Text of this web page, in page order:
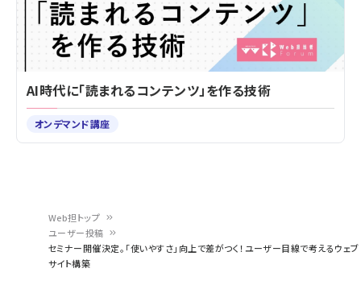
Web担トップ
ユーザー投稿
セミナー開催決定。「使いやすさ」向上で差がつく！ユーザー目線で考えるウェブ
サイト構築
AI時代に「読まれるコンテンツ」を作る技術
オンデマンド講座